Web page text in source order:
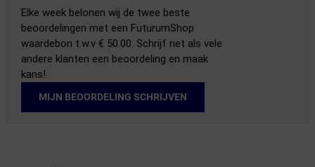
Elke week belonen wij de twee beste
beoordelingen met een FuturumShop
waardebon t.w.v € 50.00. Schrijf net als vele
andere klanten een beoordeling en maak
kans!
MIJN BEOORDELING SCHRIJVEN